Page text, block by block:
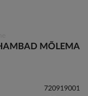
MÕLEMA
720919001